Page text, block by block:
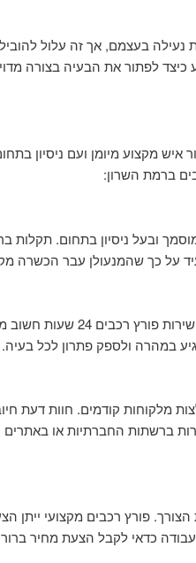
בעצמם, אך זה עלול
כיצד לפתור את הבעיה בצורה
מקצוע מיומן ועם ניסיון
ברמת השרון:
ובעל ניסיון בתחום. תקלות
על כך שהמנעולן עבר הכשרה
כיוון שתקלה ברכב יכולה להתרחש בכל שעה ביום, שירות פורץ
במהרה ולספק פתרון לכל בעיה.
מלקוחות קודמים. חוות דעת
ברשתות החברתיות או באתרים
פורץ רכבים מקצועי ייתן
כדאי לקבל הצעת מחיר